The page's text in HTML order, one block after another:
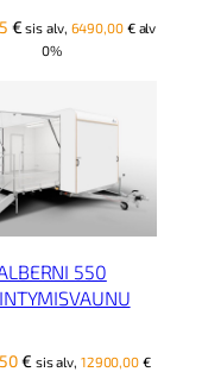
€ sis alv, 6490,00 €alv
0%
550
€ sis alv, 12900,00 €